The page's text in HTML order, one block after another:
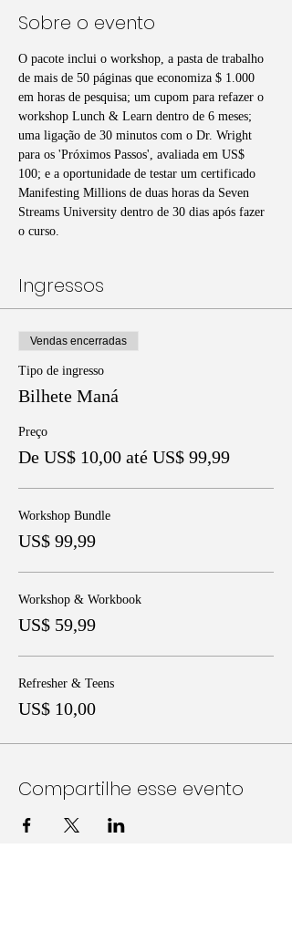
Sobre o evento
O pacote inclui o workshop, a pasta de trabalho
de mais de 50 páginas que economiza $ 1.000
em horas de pesquisa; um cupom para refazer o
workshop Lunch & Learn dentro de 6 meses;
uma ligação de 30 minutos com o Dr. Wright
para os 'Próximos Passos', avaliada em US$
100; e a oportunidade de testar um certificado
Manifesting Millions de duas horas da Seven
Streams University dentro de 30 dias após fazer
o curso.
Ingressos
Vendas encerradas
Tipo de ingresso
Bilhete Maná
Preço
De US$ 10,00 até US$ 99,99
Workshop Bundle
US$ 99,99
Workshop & Workbook
US$ 59,99
Refresher & Teens
US$ 10,00
Compartilhe esse evento